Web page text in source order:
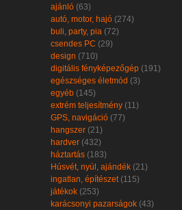
ajánló (63)
autó, motor, hajó (274)
buli, party, pia (72)
csendes PC (29)
design (710)
digitális fényképezőgép (191)
egészséges életmód (3)
egyéb (145)
extrém teljesítmény (11)
GPS, navigáció (77)
hangszer (21)
hardver (432)
háztartás (183)
Húsvét, nyúl, ajándék (21)
ingatlan, építészet (115)
játékok (253)
karácsonyi pazarságok (43)